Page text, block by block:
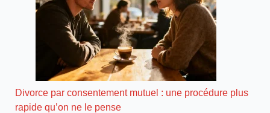
Divorce par consentement mutuel : une procédure plus
rapide qu’on ne le pense